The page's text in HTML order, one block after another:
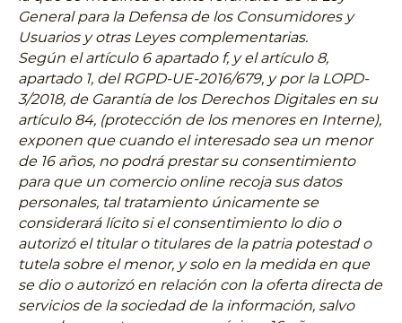
General para la Defensa de los Consumidores y
Usuarios y otras Leyes complementarias.
Según el artículo 6 apartado f, y el artículo 8,
apartado 1, del RGPD-UE-2016/679, y por la LOPD-
3/2018, de Garantía de los Derechos Digitales en su
artículo 84, (protección de los menores en Interne),
exponen que cuando el interesado sea un menor
de 16 años, no podrá prestar su consentimiento
para que un comercio online recoja sus datos
personales, tal tratamiento únicamente se
considerará lícito si el consentimiento lo dio o
autorizó el titular o titulares de la patria potestad o
tutela sobre el menor, y solo en la medida en que
se dio o autorizó en relación con la oferta directa de
servicios de la sociedad de la información, salvo